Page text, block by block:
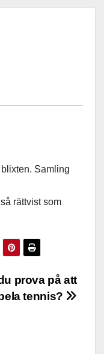
Samling
rättvist som
prova på att
tennis?